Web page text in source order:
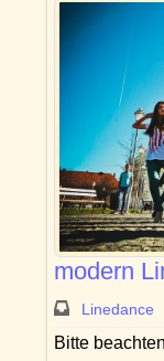
modern
Linedance
Bitte